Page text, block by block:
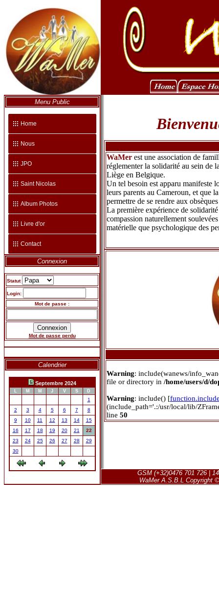
WaMer est une association de
réglementer la solidarité au sein de
Liège en Belgique.
Un tel besoin est apparu manifeste
leurs parents au Cameroun, et que
permettre de se rendre aux
La première expérience de
compassion naturellement
matérielle que psychologique des
Warning: include(wanews/
file or directory in /home/users/d/
Warning: include() [
(include_path='.:/usr/local/lib/
line 50
Menu Public
Home
Nous
JPO
Saint Nicolas
Album Photos
Livre d'or
Contact
Connexion
Statut
Login:
Mot de passe :
Mot de passe perdu
Calendrier
Septembre 2024
L M M J V S D
1
2
3 4 5 6 7
8
9
10 11 12 13 14
15
16
17 18 19 20 21
22
23
24 25 26 27 28
29
30
GSM (+32)0476 701 726 |
WaMer A.S.B.L Copyright